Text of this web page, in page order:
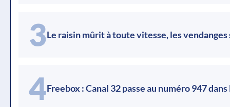
3Le raisin mûrit à toute vitesse, les
4Freebox : Canal 32 passe au numéro 947